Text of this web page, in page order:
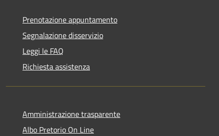
Prenotazione appuntamento
Segnalazione disservizio
Leggi le FAQ
Richiesta assistenza
Amministrazione trasparente
Albo Pretorio On Line